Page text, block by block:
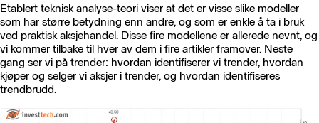
Etablert teknisk analyse-teori viser at det er visse slike modeller
som har større betydning enn andre, og som er enkle å ta i bruk
ved praktisk aksjehandel. Disse fire modellene er allerede nevnt, og
vi kommer tilbake til hver av dem i fire artikler framover. Neste
gang ser vi på trender: hvordan identifiserer vi trender, hvordan
kjøper og selger vi aksjer i trender, og hvordan identifiseres
trendbrudd.